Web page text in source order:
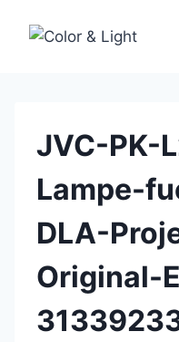
Inhalt
JVC-PK-
Lampe-
DLA-
Original-